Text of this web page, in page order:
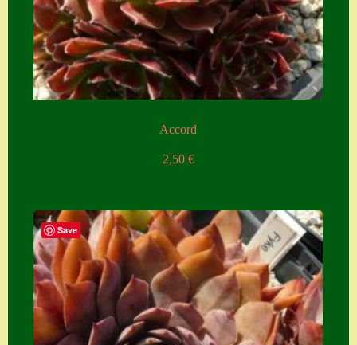
Accord
2,50 €
Save